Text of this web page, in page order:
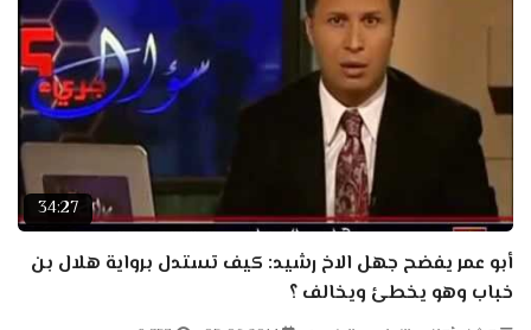
34:27
أبو عمر يفضح جهل الاخ رشيد: كيف تستدل برواية هلال بن
خباب وهو يخطئ ويخالف ؟